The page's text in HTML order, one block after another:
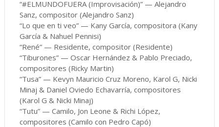
“#ELMUNDOFUERA (Improvisación)” — Alejandro
Sanz, compositor (Alejandro Sanz)
“Lo que en ti veo” — Kany García, compositora (Kany
García & Nahuel Pennisi)
“René” — Residente, compositor (Residente)
“Tiburones” — Oscar Hernández & Pablo Preciado,
compositores (Ricky Martin)
“Tusa” — Kevyn Mauricio Cruz Moreno, Karol G, Nicki
Minaj & Daniel Oviedo Echavarría, compositores
(Karol G & Nicki Minaj)
“Tutu” — Camilo, Jon Leone & Richi López,
compositores (Camilo con Pedro Capó)